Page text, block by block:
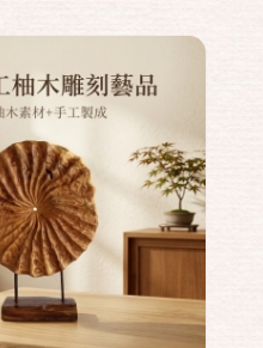
快速結帳